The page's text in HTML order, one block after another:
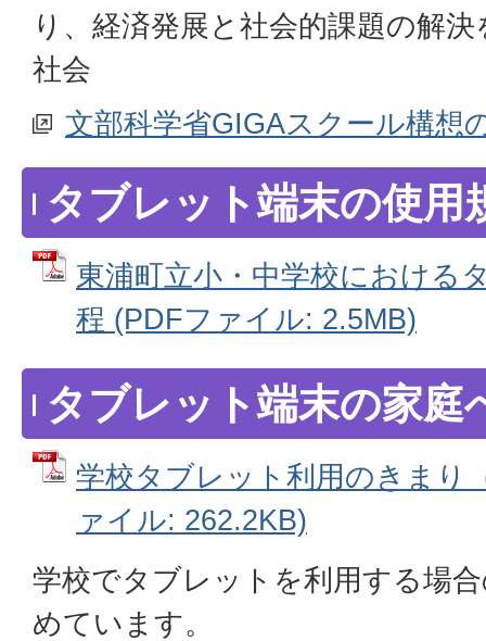
り、経済発展と社会的課題の解
社会
文部科学省GIGAスクール構想
タブレット端末の使用
東浦町立小・中学校における
程 (PDFファイル: 2.5MB)
タブレット端末の家庭
学校タブレット利用のきまり
ァイル: 262.2KB)
学校でタブレットを利用する場
めています。